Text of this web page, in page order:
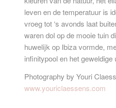
leven en de temperatuur is
vroeg tot ‘s avonds laat
waren dol op de mooie tuin
huwelijk op Ibiza vormde,
infinitypool en het
Photography by Youri
www.youriclaessens.com